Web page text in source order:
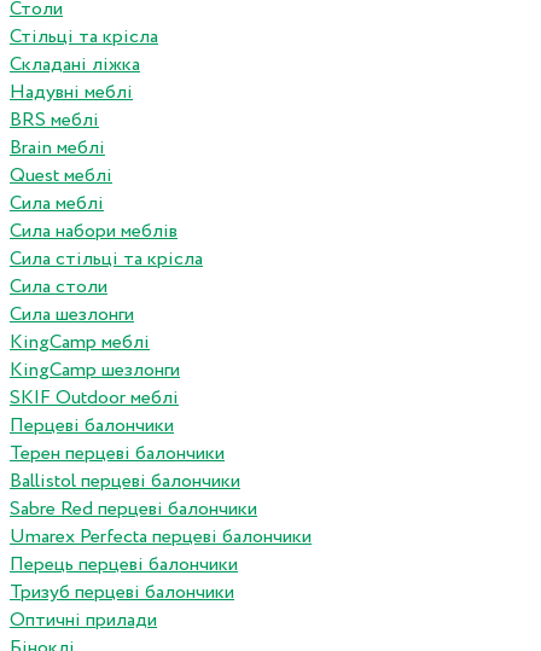
Столи
Стільці та крісла
Складані ліжка
Надувні меблі
BRS меблі
Brain меблі
Quest меблі
Сила меблі
Сила набори меблів
Сила стільці та крісла
Сила столи
Сила шезлонги
KingCamp меблі
KingCamp шезлонги
SKIF Outdoor меблі
Перцеві балончики
Терен перцеві балончики
Ballistol перцеві балончики
Sabre Red перцеві балончики
Umarex Perfecta перцеві балончики
Перець перцеві балончики
Тризуб перцеві балончики
Оптичні прилади